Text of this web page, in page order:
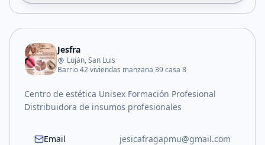
Jesfra
Luján, San Luis
Barrio 42 viviendas manzana 39 casa 8
Centro de estética Unisex Formación Profesional
Distribuidora de insumos profesionales
Email jesicafragapmu@gmail.com